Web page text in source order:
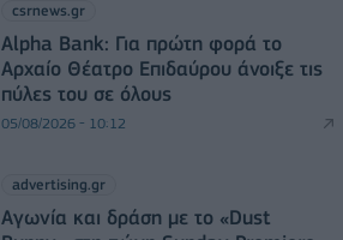
csrnews.gr
Alpha Bank: Για πρώτη φορά το
Αρχαίο Θέατρο Επιδαύρου άνοιξε τις
πύλες του σε όλους
05/08/2026 - 10:12
advertising.gr
Αγωνία και δράση με το «Dust